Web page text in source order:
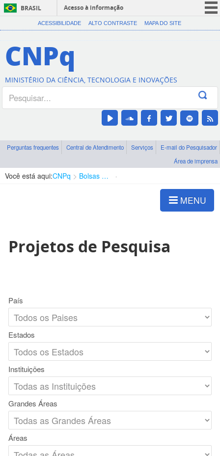
BRASIL
Acesso à informação
CORONAVÍRUS (COVID-19)
Canais
ACESSIBILIDADE ALTO CONTRASTE MAPA DO SITE
CNPq
MINISTÉRIO DA CIÊNCIA, TECNOLOGIA E INOVAÇÕES
Perguntas frequentes Central de Atendimento Serviços
E-mail do Pesquisador
Área de imprensa
Você está aqui:CNPq Bolsas e Auxílios Vigentes
MENU
Projetos de Pesquisa
País
Estados
Instituições
Grandes Áreas
Áreas